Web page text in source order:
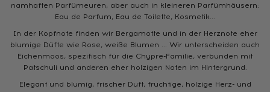
namhaften Parfümeuren, aber auch in kleineren Parfümhäusern:
Eau de Parfum, Eau de Toilette, Kosmetik...
In der Kopfnote finden wir Bergamotte und in der Herznote eher
blumige Düfte wie Rose, weiße Blumen ... Wir unterscheiden auch
Eichenmoos, spezifisch für die Chypre-Familie, verbunden mit
Patschuli und anderen eher holzigen Noten im Hintergrund.
Elegant und blumig, frischer Duft, fruchtige, holzige Herz- und